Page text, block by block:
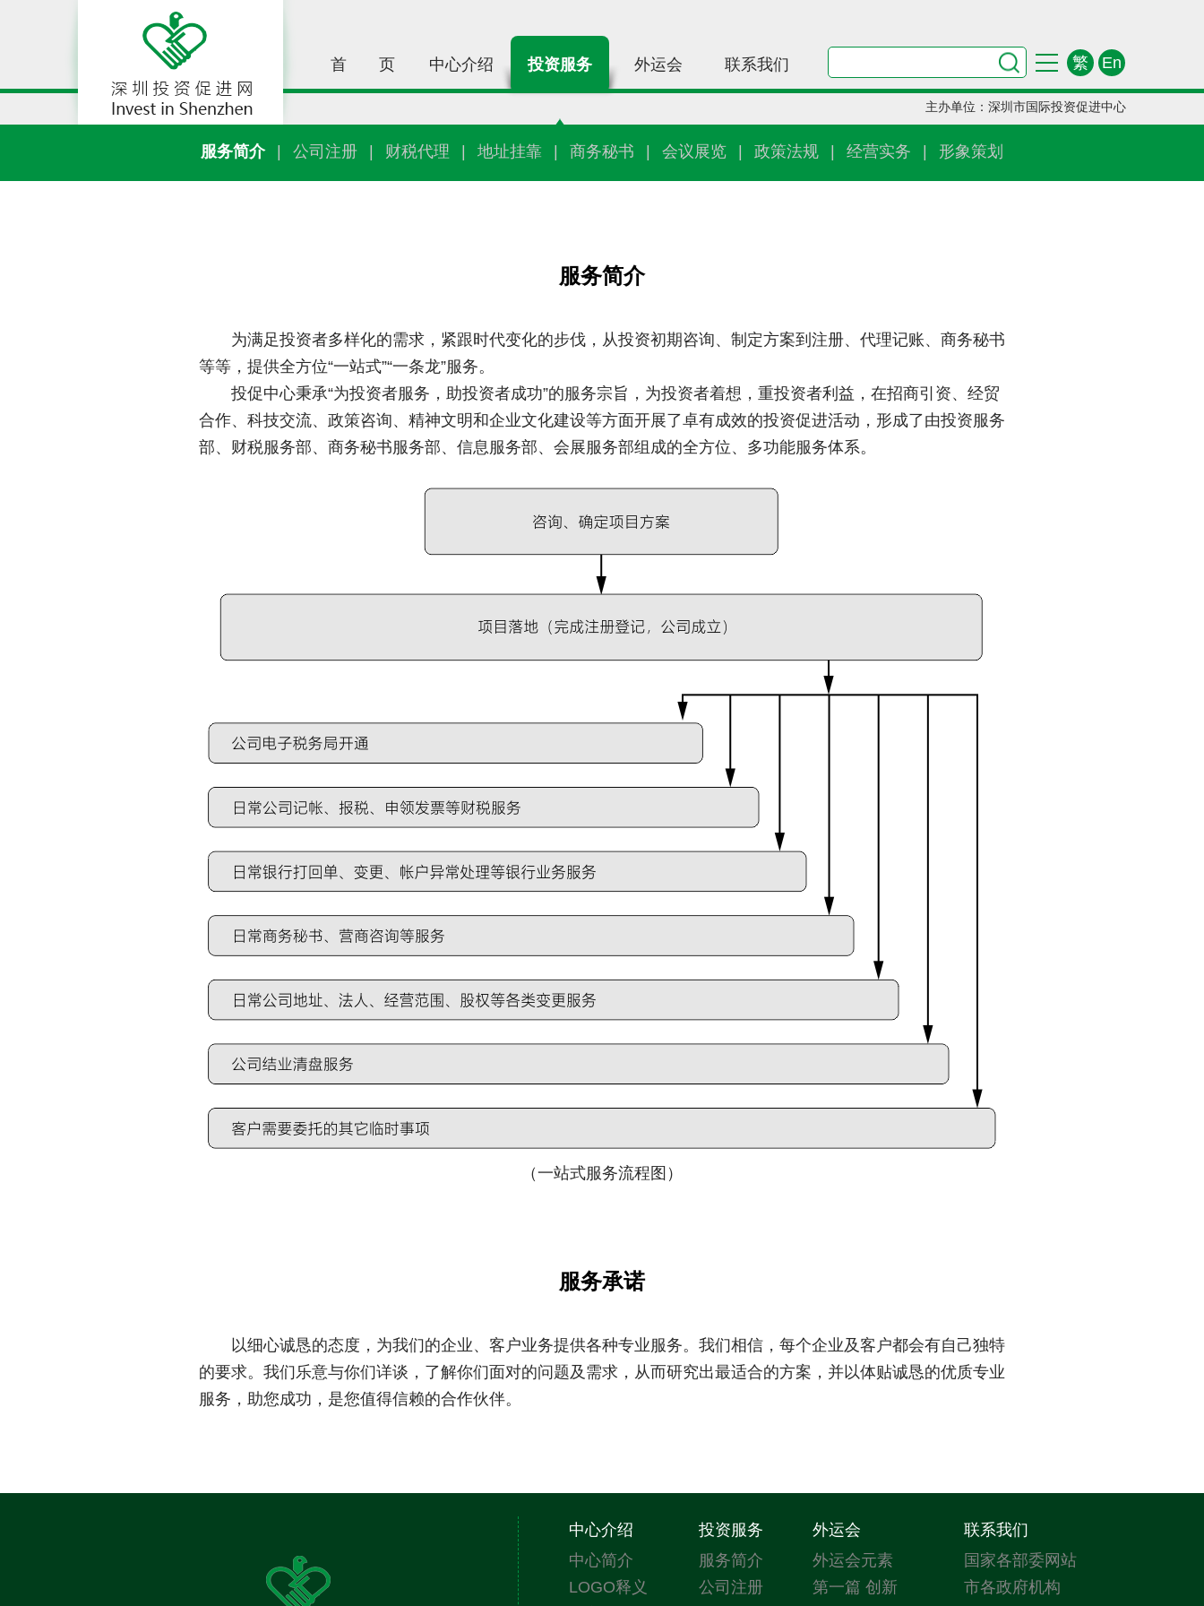
繁 En
首 页 中心介绍 投资服务 外运会 联系我们
主办单位：深圳市国际投资促进中心
服务简介 公司注册 财税代理 地址挂靠 商务秘书 会议展览 政策法规 经营实务 形象策划
服务简介
为满足投资者多样化的需求，紧跟时代变化的步伐，从投资初期咨询、制定方案到注册、代理记账、商务秘书
等等，提供全方位“一站式”“一条龙”服务。
投促中心秉承“为投资者服务，助投资者成功”的服务宗旨，为投资者着想，重投资者利益，在招商引资、经贸
合作、科技交流、政策咨询、精神文明和企业文化建设等方面开展了卓有成效的投资促进活动，形成了由投资服务
部、财税服务部、商务秘书服务部、信息服务部、会展服务部组成的全方位、多功能服务体系。
（一站式服务流程图）
服务承诺
以细心诚恳的态度，为我们的企业、客户业务提供各种专业服务。我们相信，每个企业及客户都会有自己独特
的要求。我们乐意与你们详谈，了解你们面对的问题及需求，从而研究出最适合的方案，并以体贴诚恳的优质专业
服务，助您成功，是您值得信赖的合作伙伴。
中心介绍
中心简介
LOGO释义
投资服务
服务简介
公司注册
外运会
外运会元素
第一篇 创新
联系我们
国家各部委网站
市各政府机构